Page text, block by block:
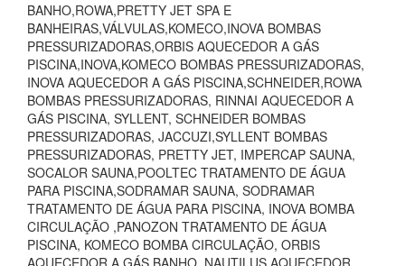
BANHO,ROWA,PRETTY JET SPA E
BANHEIRAS,VÁLVULAS,KOMECO,INOVA BOMBAS
PRESSURIZADORAS,ORBIS AQUECEDOR A GÁS
PISCINA,INOVA,KOMECO BOMBAS PRESSURIZADORAS,
INOVA AQUECEDOR A GÁS PISCINA,SCHNEIDER,ROWA
BOMBAS PRESSURIZADORAS, RINNAI AQUECEDOR A
GÁS PISCINA, SYLLENT, SCHNEIDER BOMBAS
PRESSURIZADORAS, JACCUZI,SYLLENT BOMBAS
PRESSURIZADORAS, PRETTY JET, IMPERCAP SAUNA,
SOCALOR SAUNA,POOLTEC TRATAMENTO DE ÁGUA
PARA PISCINA,SODRAMAR SAUNA, SODRAMAR
TRATAMENTO DE ÁGUA PARA PISCINA, INOVA BOMBA
CIRCULAÇÃO ,PANOZON TRATAMENTO DE ÁGUA
PISCINA, KOMECO BOMBA CIRCULAÇÃO, ORBIS